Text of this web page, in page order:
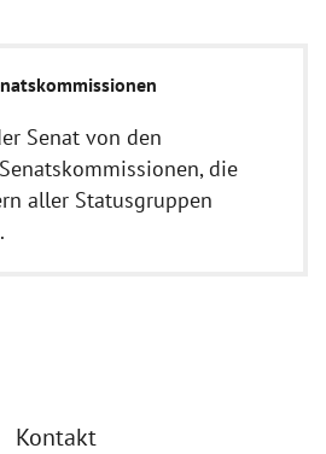
Senat von den
die
aller Statusgruppen
Kontakt